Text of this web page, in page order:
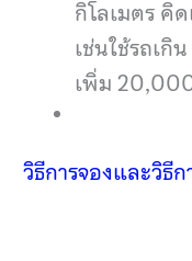
กิโลเมตร คิ
เช่นใช้รถเกิ
เพิ่ม
วิธีการจองและวิธี